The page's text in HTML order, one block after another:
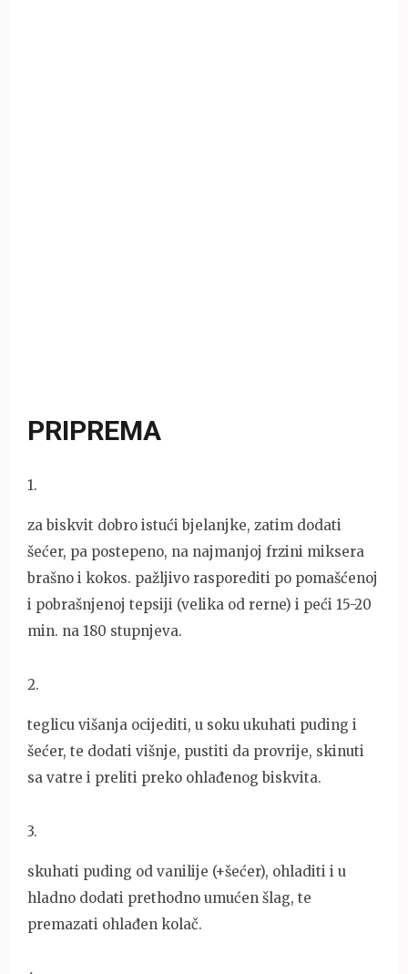
PRIPREMA
1.
za biskvit dobro istući bjelanjke, zatim dodati
šećer, pa postepeno, na najmanjoj frzini miksera
brašno i kokos. pažljivo rasporediti po pomašćenoj
i pobrašnjenoj tepsiji (velika od rerne) i peći 15-20
min. na 180 stupnjeva.
2.
teglicu višanja ocijediti, u soku ukuhati puding i
šećer, te dodati višnje, pustiti da provrije, skinuti
sa vatre i preliti preko ohlađenog biskvita.
3.
skuhati puding od vanilije (+šećer), ohladiti i u
hladno dodati prethodno umućen šlag, te
premazati ohlađen kolač.